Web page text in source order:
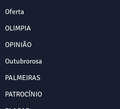
Oferta
OLIMPIA
OPINIÃO
Outubrorosa
PALMEIRAS
PATROCÍNIO